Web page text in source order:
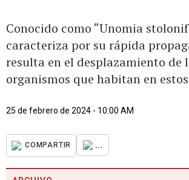
Conocido como “Unomia
caracteriza por su rápida
resulta en el desplazamiento de
organismos que habitan en
25 de febrero de 2024 - 10:00 AM
COMPARTIR ...